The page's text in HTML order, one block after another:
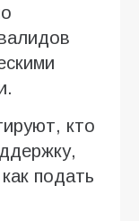
кто
подать